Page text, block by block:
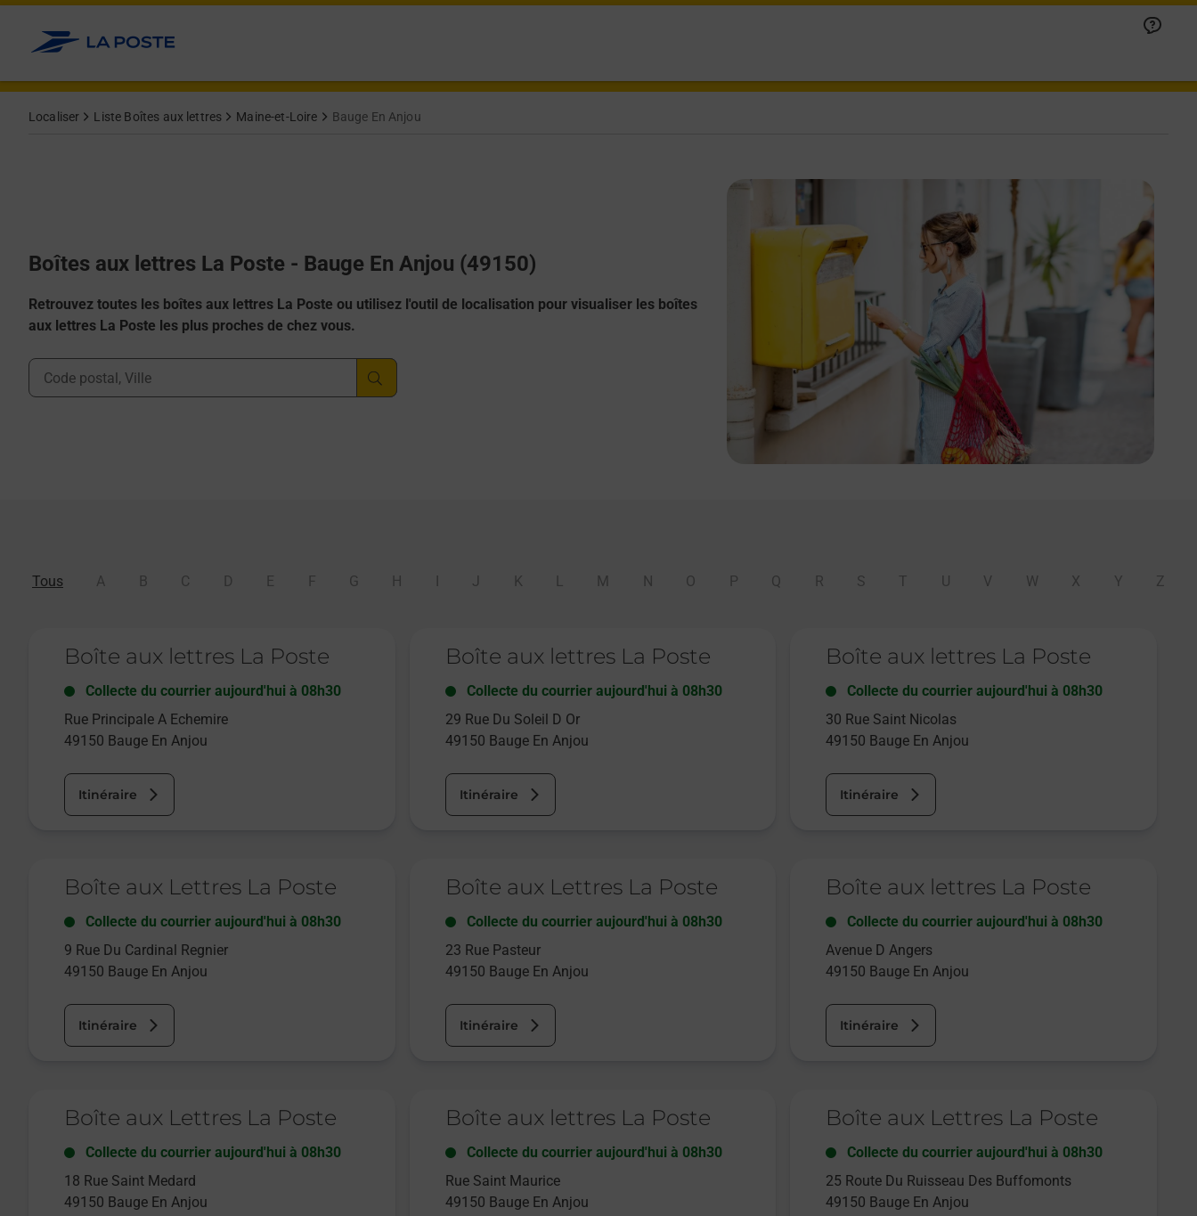
Allez au contenu
Localiser Liste Boîtes aux lettres Maine-et-Loire Bauge En Anjou
Boîtes aux lettres La Poste - Bauge En Anjou (49150)
Retrouvez toutes les boîtes aux lettres La Poste ou utilisez l'outil de localisation pour visualiser les boîtes
aux lettres La Poste les plus proches de chez vous.
Ville, Département, Code Postal
Tous A B C D E F G H J K L M N O P Q R S T U V W X Y Z
Boîte aux lettres La Poste
Collecte du courrier aujourd'hui à 08h30
Rue Principale A Echemire
49150 Bauge En Anjou
Itinéraire
Boîte aux lettres La Poste
Collecte du courrier aujourd'hui à 08h30
29 Rue Du Soleil D Or
49150 Bauge En Anjou
Itinéraire
Boîte aux lettres La Poste
Collecte du courrier aujourd'hui à 08h30
30 Rue Saint Nicolas
49150 Bauge En Anjou
Itinéraire
Boîte aux Lettres La Poste
Collecte du courrier aujourd'hui à 08h30
9 Rue Du Cardinal Regnier
49150 Bauge En Anjou
Itinéraire
Boîte aux Lettres La Poste
Collecte du courrier aujourd'hui à 08h30
23 Rue Pasteur
49150 Bauge En Anjou
Itinéraire
Boîte aux lettres La Poste
Collecte du courrier aujourd'hui à 08h30
Avenue D Angers
49150 Bauge En Anjou
Itinéraire
Boîte aux Lettres La Poste
Collecte du courrier aujourd'hui à 08h30
18 Rue Saint Medard
49150 Bauge En Anjou
Boîte aux lettres La Poste
Collecte du courrier aujourd'hui à 08h30
Rue Saint Maurice
49150 Bauge En Anjou
Boîte aux Lettres La Poste
Collecte du courrier aujourd'hui à 08h30
25 Route Du Ruisseau Des Buffomonts
49150 Bauge En Anjou